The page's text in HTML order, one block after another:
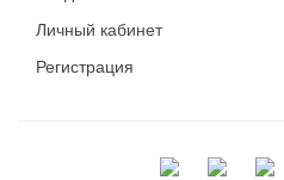
Личный кабинет
Регистрация